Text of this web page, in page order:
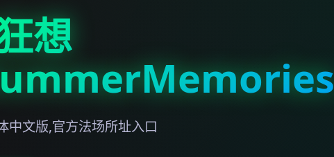
想
中文版,官方法场所址入口